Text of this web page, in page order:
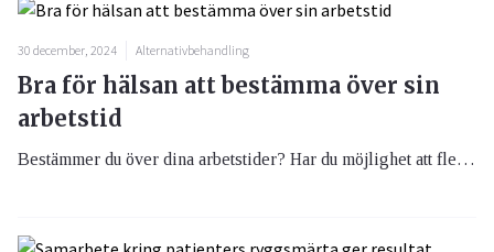
30 december, 2024 Alternativbehandling
Bra för hälsan att bestämma över sin
arbetstid
Bestämmer du över dina arbetstider? Har du möjlighet att flexa? Om det känns som att det gör livet lättare och enklare så är du inte helt fel ute.